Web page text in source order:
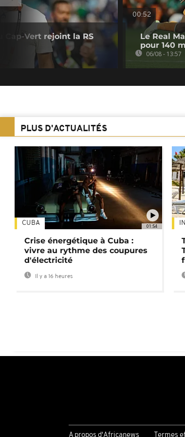
Cap-Vert rejoint la RS
00:52
Le Real
pour 140
06/08 - 13:57
PLUS D'ACTUALITÉS
01:54
CUBA
Crise énergétique à Cuba :
vivre au rythme des coupures
d'électricité
Il y a 16 heures
A propos d'Africanews Termes